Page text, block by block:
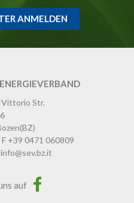
ANMELDEN
Vittorio Str.
(BZ)
F +39 0471 060809
info@sev.bz.it
auf